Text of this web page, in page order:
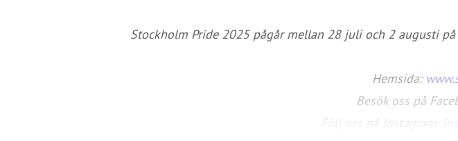
Stockholm Pride 2025 pågår mellan 28 juli och 2 augusti på
Hemsida:
Besök oss på
Följ oss på Instagram: